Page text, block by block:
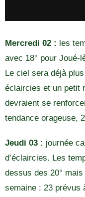
Mercredi 02 : les
avec 18° pour Joué-
Le ciel sera déjà
éclaircies et un petit
devraient se
tendance orageuse,
Jeudi 03 : journée
d’éclaircies. Les
dessus des 20°
semaine : 23 prévus